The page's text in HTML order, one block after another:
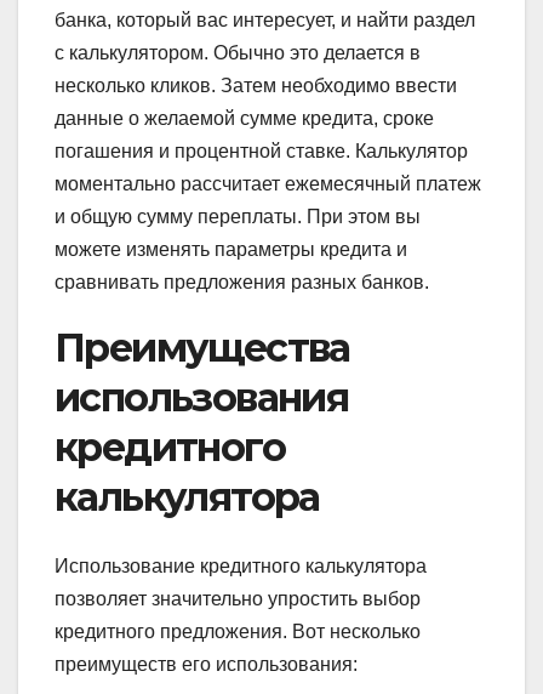
банка, который вас интересует, и найти раздел
с калькулятором. Обычно это делается в
несколько кликов. Затем необходимо ввести
данные о желаемой сумме кредита, сроке
погашения и процентной ставке. Калькулятор
моментально рассчитает ежемесячный платеж
и общую сумму переплаты. При этом вы
можете изменять параметры кредита и
сравнивать предложения разных банков.
Преимущества
использования
кредитного
калькулятора
Использование кредитного калькулятора
позволяет значительно упростить выбор
кредитного предложения. Вот несколько
преимуществ его использования: